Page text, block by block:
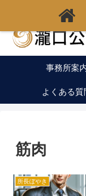
福岡県
事務所案
よくある質
筋肉
所長ぼやき